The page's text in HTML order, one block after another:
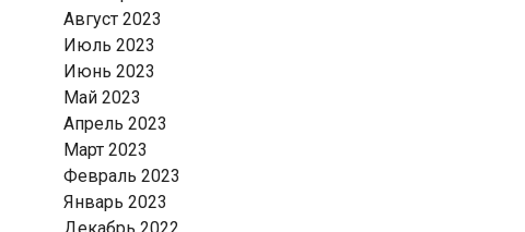
Август 2023
Июль 2023
Июнь 2023
Май 2023
Апрель 2023
Март 2023
Февраль 2023
Январь 2023